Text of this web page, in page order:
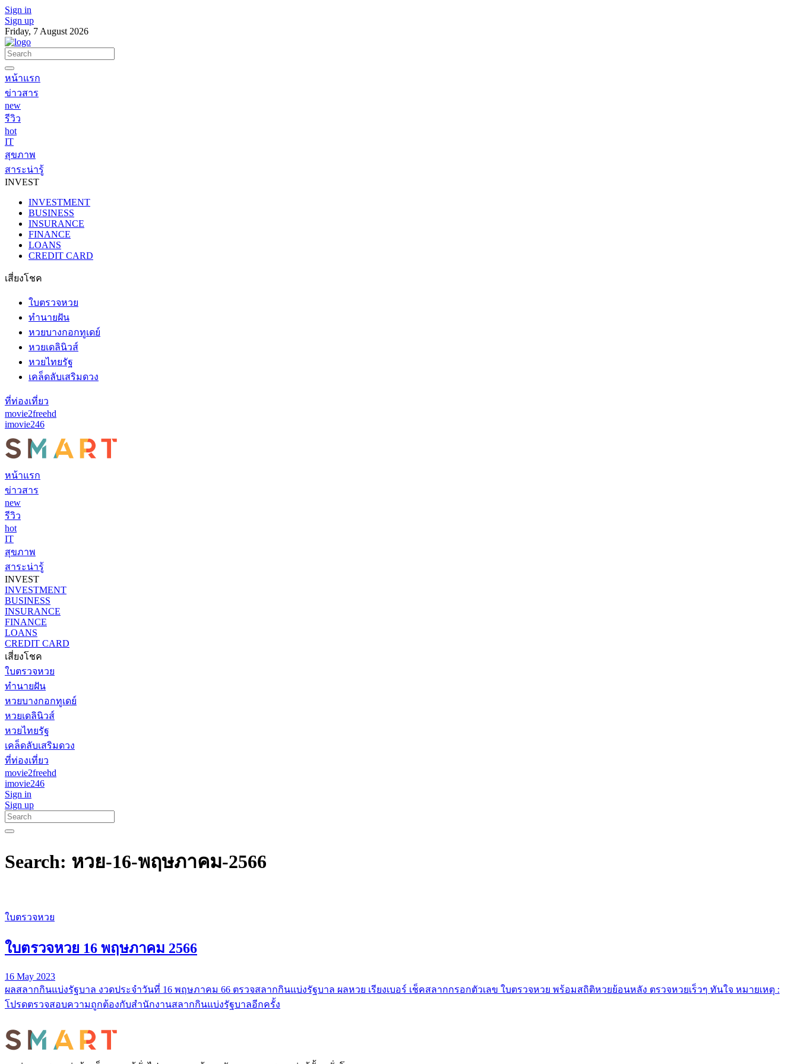
Sign in
Sign up
Friday, 7 August 2026
หน้าแรก
ข่าวสาร
new
รีวิว
hot
IT
สุขภาพ
สาระน่ารู้
INVEST
INVESTMENT
BUSINESS
INSURANCE
FINANCE
LOANS
CREDIT CARD
เสี่ยงโชค
ใบตรวจหวย
ทำนายฝัน
หวยบางกอกทูเดย์
หวยเดลินิวส์
หวยไทยรัฐ
เคล็ดลับเสริมดวง
ที่ท่องเที่ยว
movie2freehd
imovie246
หน้าแรก
ข่าวสาร
new
รีวิว
hot
IT
สุขภาพ
สาระน่ารู้
INVEST
INVESTMENT
BUSINESS
INSURANCE
FINANCE
LOANS
CREDIT CARD
เสี่ยงโชค
ใบตรวจหวย
ทำนายฝัน
หวยบางกอกทูเดย์
หวยเดลินิวส์
หวยไทยรัฐ
เคล็ดลับเสริมดวง
ที่ท่องเที่ยว
movie2freehd
imovie246
Sign in
Sign up
Search: หวย-16-พฤษภาคม-2566
ใบตรวจหวย
ใบตรวจหวย 16 พฤษภาคม 2566
16 May 2023
ผลสลากกินแบ่งรัฐบาล งวดประจำวันที่ 16 พฤษภาคม 66 ตรวจสลากกินแบ่งรัฐบาล ผลหวย เรียงเบอร์ เช็คสลากกรอกตัวเลข ใบตรวจหวย พร้อมสถิติหวยย้อนหลัง ตรวจหวยเร็วๆ ทันใจ หมายเหตุ :
โปรดตรวจสอบความถูกต้องกับสำนักงานสลากกินแบ่งรัฐบาลอีกครั้ง